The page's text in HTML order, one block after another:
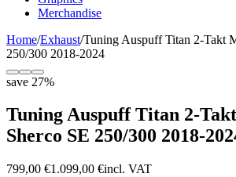
Merchandise
Home/Exhaust/Tuning Auspuff Titan 2-Takt
250/300 2018-2024
save 27%
Tuning Auspuff Titan 2-
Sherco SE 250/300 2018-
799,00 €1.099,00 €incl. VAT